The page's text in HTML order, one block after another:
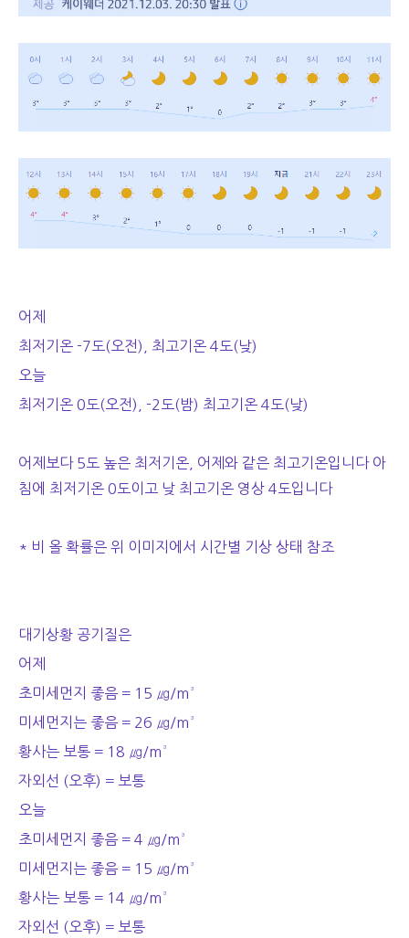
어제
최저기온 -7도(오전), 최고기온 4도(낮)
오늘
최저기온 0도(오전), -2도(밤) 최고기온 4도(낮)
어제보다 5도 높은 최저기온, 어제와 같은 최고기온입니다 아
침에 최저기온 0도이고 낮 최고기온 영상 4도입니다
* 비 올 확률은 위 이미지에서 시간별 기상 상태 참조
대기상황 공기질은
어제
초미세먼지 좋음 = 15 ㎍/m³
미세먼지는 좋음 = 26 ㎍/m³
황사는 보통 = 18 ㎍/m³
자외선 (오후) = 보통
오늘
초미세먼지 좋음 = 4 ㎍/m³
미세먼지는 좋음 = 15 ㎍/m³
황사는 보통 = 14 ㎍/m³
자외선 (오후) = 보통